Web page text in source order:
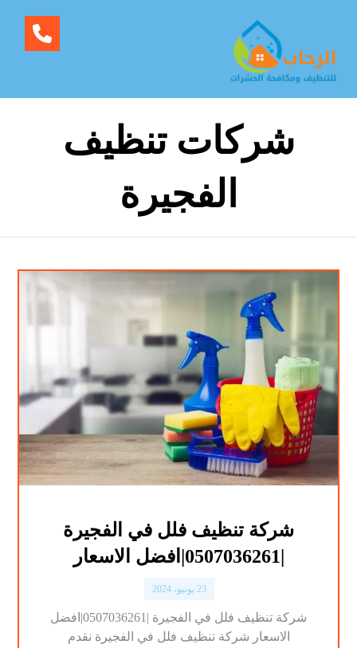
شركات تنظيف
الفجيرة
شركة تنظيف فلل في الفجيرة
23 يونيو، 2024
شركة تنظيف فلل في الفجيرة |0507036261|افضل
الاسعار شركة تنظيف فلل في الفجيرة نقدم